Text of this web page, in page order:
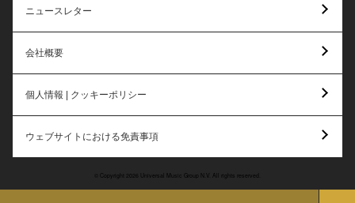
ニュースレター
会社概要
個人情報 | クッキーポリシー
ウェブサイトにおける免責事項
© Copyright 2026 Universal Music Group N.V. All rights reserved.